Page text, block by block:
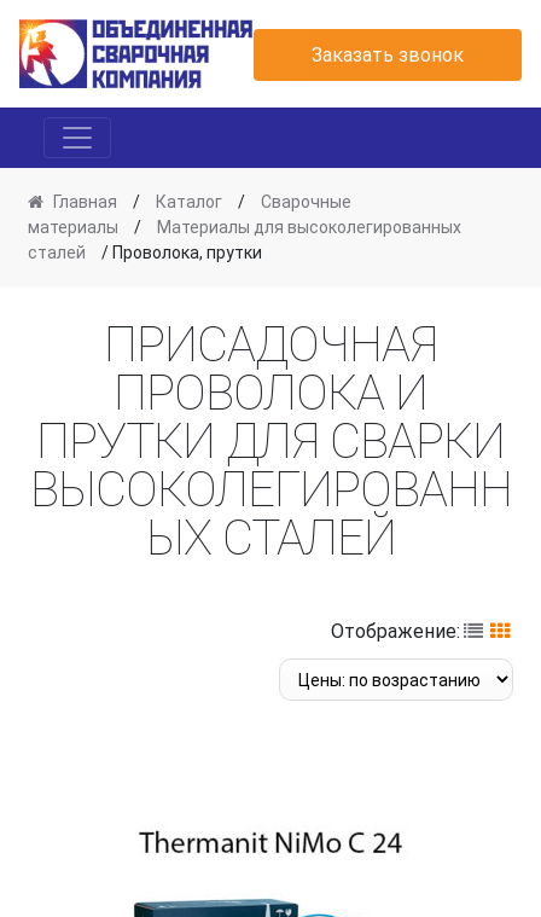
Заказать звонок
Главная / Каталог /
Сварочные
материалы
/
Материалы для высоколегированных
сталей
/ Проволока, прутки
ПРИСАДОЧНАЯ
ПРОВОЛОКА И
ПРУТКИ ДЛЯ СВАРКИ
ВЫСОКОЛЕГИРОВАНН
ЫХ СТАЛЕЙ
Отображение: